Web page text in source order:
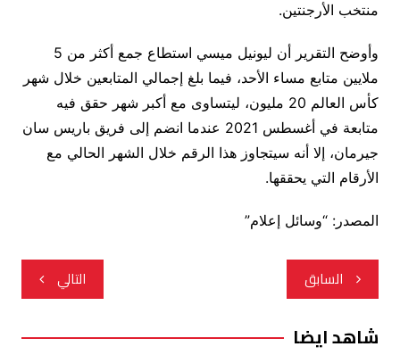
منتخب الأرجنتين.
وأوضح التقرير أن ليونيل ميسي استطاع جمع أكثر من 5
ملايين متابع مساء الأحد، فيما بلغ إجمالي المتابعين خلال شهر
كأس العالم 20 مليون، ليتساوى مع أكبر شهر حقق فيه
متابعة في أغسطس 2021 عندما انضم إلى فريق باريس سان
جيرمان، إلا أنه سيتجاوز هذا الرقم خلال الشهر الحالي مع
الأرقام التي يحققها.
المصدر: “وسائل إعلام”
تصفّح
المقالات
السابق التالي
شاهد ايضا